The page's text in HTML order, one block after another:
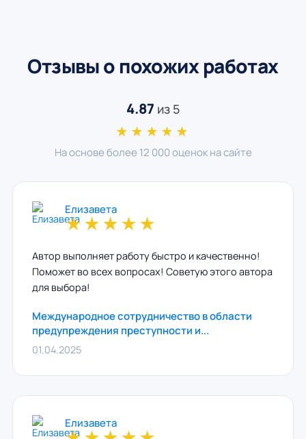
Отзывы о похожих работах
4.87 из 5
★★★★★
На основе более 12 000 оценок на сайте
Елизавета
★★★★★
Автор выполняет работу быстро и качественно!
Поможет во всех вопросах! Советую этого автора
для выбора!
Международное сотрудничество в области
предупреждения преступности и...
01.04.2025
Елизавета